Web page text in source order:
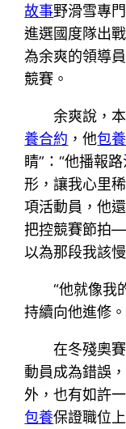
故事野滑雪專
進選國度隊出
為余爽的領導
競賽。
余爽說，
養合約 ，他包養
睛”：“他播報
形，讓我心里
項活動員，他
把控競賽節拍
以為那段我該
“他就像我
持續向他進修。
在冬殘奧
動員成為錯誤
外，也有如許
包養保證職位上